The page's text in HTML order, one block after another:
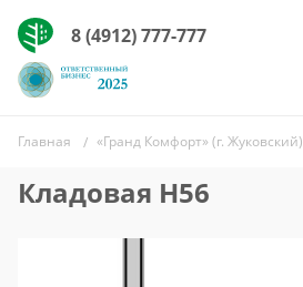
8 (4912) 777-777
Главная «Гранд Комфорт» (г. Жуковский)
Кладовая Н56